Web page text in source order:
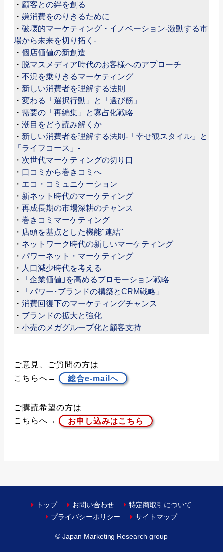
・ 顧客との絆を創る
・ 嫌消費をのりきるために
・ 破壊的マーケティング・イノベーション-激動する市
場から未来を切り拓く-
・ 個店価値の新創造
・ 脱マスメディア時代のお客様へのアプローチ
・ 不況を乗りきるマーケティング
・ 新しい消費者を理解する法則
・ 変わる「選択行動」と「選び筋」
・ 需要の「再編集」と寡占化戦略
・ 潮目をどう読み解くか
・ 新しい消費者を理解する法則-「幸せ観スタイル」と
「ライフコース」-
・ 次世代マーケティングの切り口
・ 口コミから巻きコミへ
・ エコ・コミュニケーション
・ 新ネット時代のマーケティング
・ 再成長期の市場深耕のチャンス
・ 巻きコミマーケティング
・ 店頭を基点とした機能"連結"
・ ネットワーク時代の新しいマーケティング
・ パワーネット・マーケティング
・ 人口減少時代を考える
・
「企業価値｣を高めるプロモーション戦略
・
「パワー･ブランドの構築とCRM戦略」
・ 消費回復下のマーケティングチャンス
・ ブランドの拡大と強化
・ 小売のメガグループ化と顧客支持
ご意見、ご質問の方は
こちらへ→
総合e-mailへ
ご購読希望の方は
こちらへ→
お申し込みはこちら
トップ お問い合わせ
特定商取引について
プライバシーポリシー
サイトマップ
© Japan Marketing Research group